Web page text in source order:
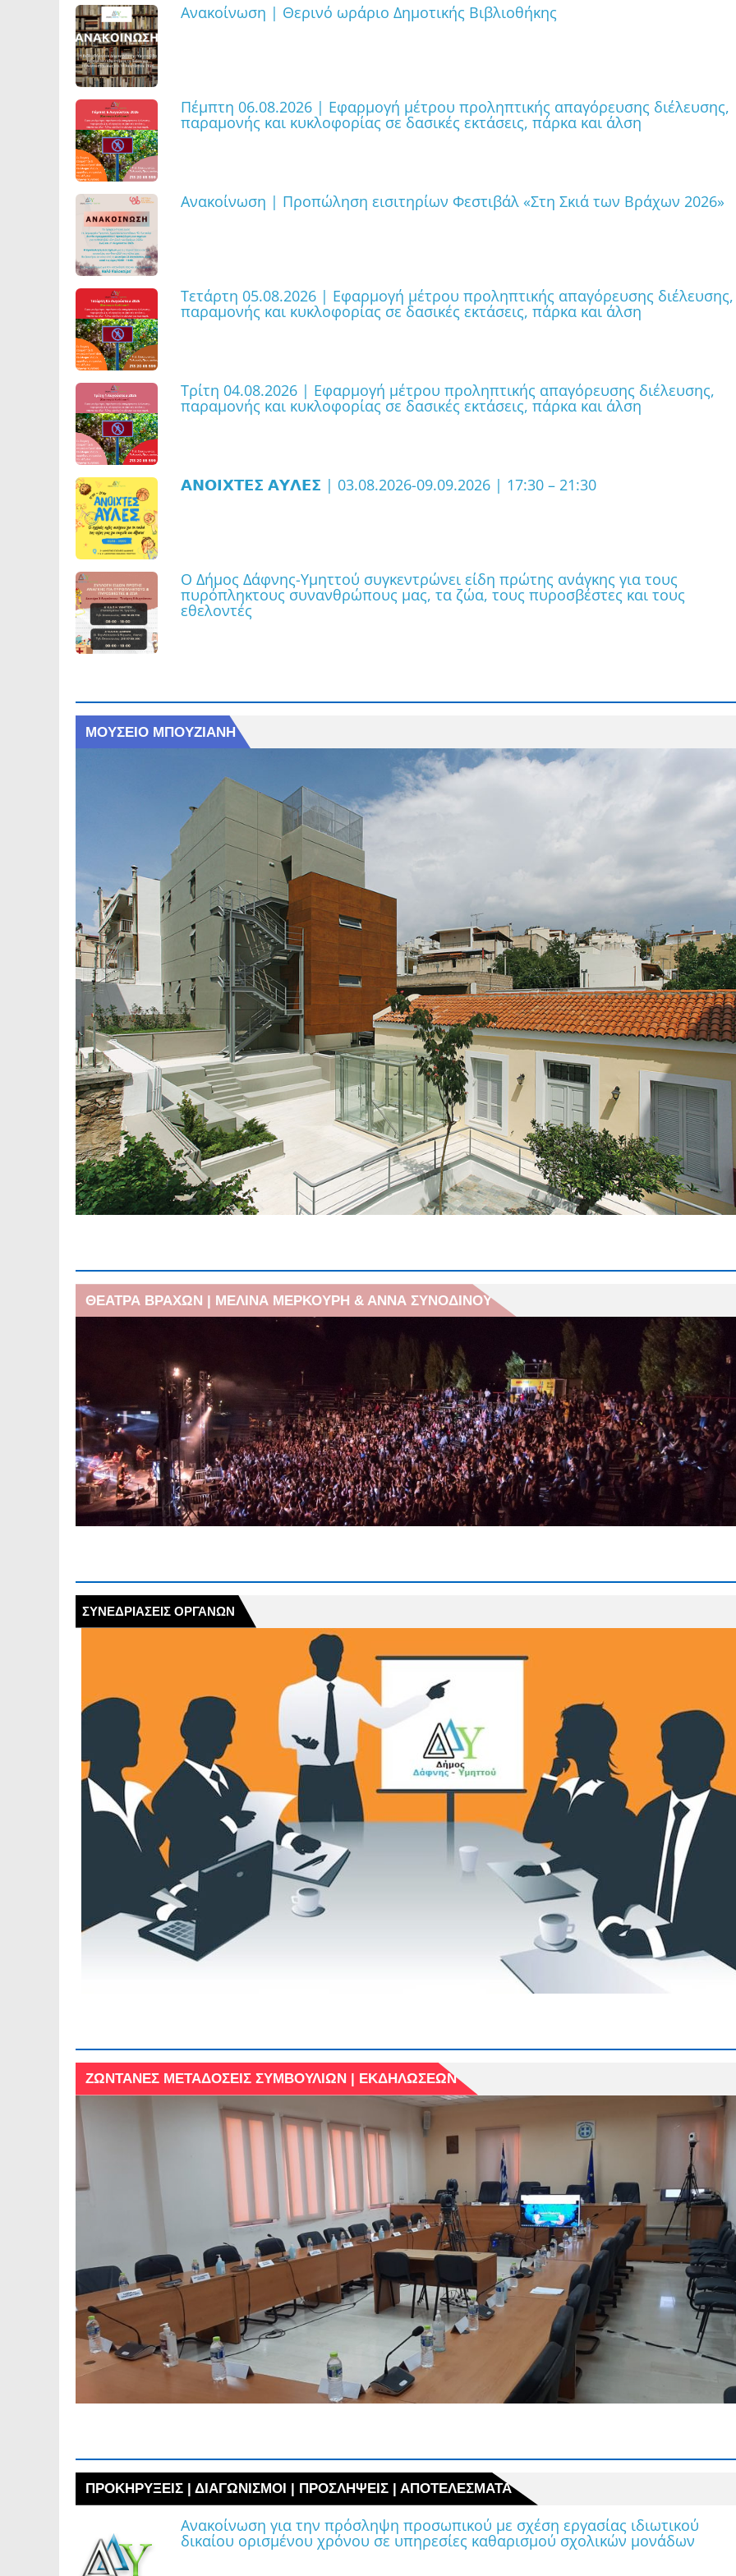
Ανακοίνωση | Θερινό ωράριο Δημοτικής Βιβλιοθήκης
Πέμπτη 06.08.2026 | Εφαρμογή μέτρου προληπτικής απαγόρευσης διέλευσης,
παραμονής και κυκλοφορίας σε δασικές εκτάσεις, πάρκα και άλση
Ανακοίνωση | Προπώληση εισιτηρίων Φεστιβάλ «Στη Σκιά των Βράχων 2026»
Τετάρτη 05.08.2026 | Εφαρμογή μέτρου προληπτικής απαγόρευσης διέλευσης,
παραμονής και κυκλοφορίας σε δασικές εκτάσεις, πάρκα και άλση
Τρίτη 04.08.2026 | Εφαρμογή μέτρου προληπτικής απαγόρευσης διέλευσης,
παραμονής και κυκλοφορίας σε δασικές εκτάσεις, πάρκα και άλση
𝝖𝝢𝝤𝝞𝝬𝝩𝝚𝝨 𝝖𝝪𝝠𝝚𝝨 | 03.08.2026-09.09.2026 | 17:30 – 21:30
Ο Δήμος Δάφνης-Υμηττού συγκεντρώνει είδη πρώτης ανάγκης για τους
πυρόπληκτους συνανθρώπους μας, τα ζώα, τους πυροσβέστες και τους
εθελοντές
και σε τμήμα της οδού Κυμοθόης
Δευτέρα 03.08.2026 | Εφαρμογή μέτρου προληπτικής απαγόρευσης διέλευσης,
παραμονής και κυκλοφορίας σε δασικές εκτάσεις, πάρκα και άλση
Ανακοίνωση | Εκτεταμένη βλάβη στον οδοφωτισμό στις οδούς Λάμπρου
Κατσώνη, Ναυάρχου Βότση, Πλούτωνος, Αριστοτέλους, καθώς και σε τμήμα
οδού Κυμοθόης
Κυριακή 02.08.2026 | Εφαρμογή μέτρου προληπτικής απαγόρευσης διέλευσης,
παραμονής και κυκλοφορίας σε δασικές εκτάσεις, πάρκα και άλση
Σάββατο 1 Αυγούστου 2026 | Εφαρμογή μέτρου απαγόρευσης διέλευσης,
παραμονής και κυκλοφορίας σε δασικές εκτάσεις, πάρκα και άλση
𝝜 𝝥𝝤𝝠𝝜 𝝡𝝖𝝨 𝝤𝝡𝝤𝝦𝝫𝝖𝝞𝝢𝝚𝝞 | Οι σχολικές αυλές ανακατασκευάζονται | 1ο
Δημοτικό Σχολείο Υμηττού
Το Φεστιβάλ στη σκιά των Βράχων της πόλης μας… που αγκαλιάζει κάθε
Ανακοίνωση για την πρόσληψη προσωπικού με σχέση εργασίας ιδιωτικού
δικαίου ορισμένου χρόνου σε υπηρεσίες καθαρισμού σχολικών μονάδων
Πέμπτη 30.07.2026 | Εφαρμογή μέτρου προληπτικής απαγόρευσης διέλευσης,
𝝜 𝝥𝝤𝝠𝝜 𝝡𝝖𝝨 𝝤𝝡𝝤𝝦𝝫𝝖𝝞𝝢𝝚𝝞 | Οι σχολικές αυλές ανακατασκευάζονται | 1ο
Δημοτικό Σχολείο Δάφνης
27η Τακτική Συνεδρίαση της Δημοτικής Επιτροπής του Δήμου Δάφνης-Υμηττού
τη Παρασκευή 31.07.2026 και ώρα 10:30 π.μ.
Ανακοίνωση | 27.07.2026 & 28.07.2026 | Προσωρινή Τροποποίηση της
διαδρομής της λεωφορειακής γραμμής 856 λόγω έργων στην οδό Ηπείρου
ΜΟΥΣΕΙΟ ΜΠΟΥΖΙΑΝΗ
ΘΕΑΤΡΑ ΒΡΑΧΩΝ | ΜΕΛΙΝΑ ΜΕΡΚΟΥΡΗ & ΑΝΝΑ ΣΥΝΟΔΙΝΟΥ
ΣΥΝΕΔΡΙΑΣΕΙΣ ΟΡΓΑΝΩΝ
ΖΩΝΤΑΝΕΣ ΜΕΤΑΔΟΣΕΙΣ ΣΥΜΒΟΥΛΙΩΝ | ΕΚΔΗΛΩΣΕΩΝ
ΠΡΟΚΗΡΥΞΕΙΣ | ΔΙΑΓΩΝΙΣΜΟΙ | ΠΡΟΣΛΗΨΕΙΣ | ΑΠΟΤΕΛΕΣΜΑΤΑ
Ανακοίνωση για την πρόσληψη προσωπικού με σχέση εργασίας ιδιωτικού
δικαίου ορισμένου χρόνου σε υπηρεσίες καθαρισμού σχολικών μονάδων